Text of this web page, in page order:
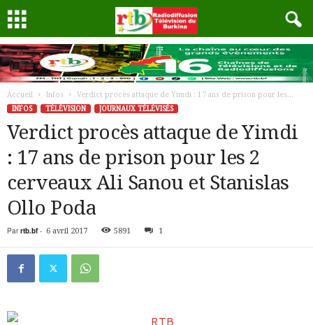
Accueil Infos
Verdict procès attaque de Yimdi : 17 ans de prison pour les...
INFOS
TÉLÉVISION JOURNAUX TÉLÉVISÉS
Verdict procès attaque de Yimdi
: 17 ans de prison pour les 2
cerveaux Ali Sanou et Stanislas
Ollo Poda
Par rtb.bf- 6 avril 2017 5891 1